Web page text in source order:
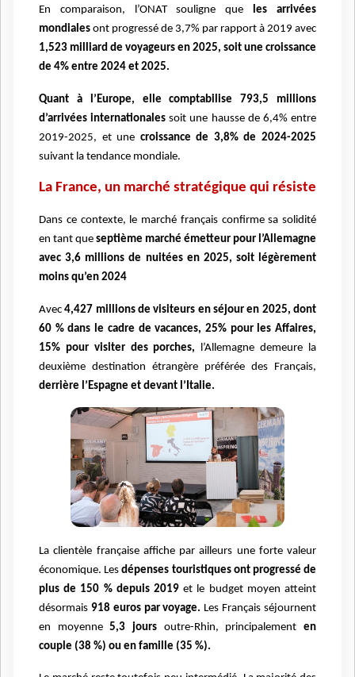
En comparaison, l’ONAT souligne que les arrivées
mondiales ont progressé de 3,7% par rapport à 2019 avec
1,523 milliard de voyageurs en 2025, soit une croissance
de 4% entre 2024 et 2025.
Quant à l’Europe, elle comptabilise 793,5 millions
d’arrivées internationalessoit une hausse de 6,4% entre
2019-2025, et une croissance de 3,8% de 2024-2025
suivant la tendance mondiale.
La France, un marché stratégique qui résiste
Dans ce contexte, le marché français confirme sa solidité
en tant que septième marché émetteur pour l’Allemagne
avec 3,6 millions de nuitées en 2025, soit légèrement
moins qu’en 2024
Avec4,427 millions de visiteurs en séjour en 2025, dont
60 % dans le cadre de vacances, 25% pour les Affaires,
15% pour visiter des porches, l’Allemagne demeure la
deuxième destination étrangère préférée des Français,
derrière l’Espagne et devant l’Italie.
La clientèle française affiche par ailleurs une forte valeur
économique. Lesdépenses touristiques ont progressé de
plus de 150 % depuis 2019et le budget moyen atteint
désormais 918 euros par voyage. Les Français séjournent
en moyenne5,3 jours outre-Rhin, principalementen
couple (38 %) ou en famille (35 %).